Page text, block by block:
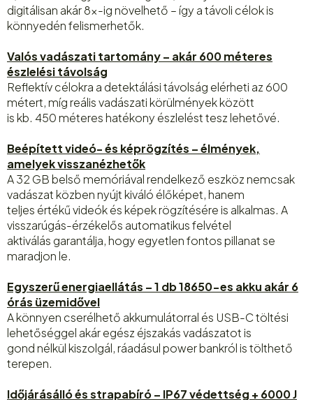
digitálisan akár 8×-ig növelhető – így a távoli célok is
könnyedén felismerhetők.
Valós vadászati tartomány – akár 600 méteres
észlelési távolság
Reflektív célokra a detektálási távolság elérheti az 600
métert, míg reális vadászati körülmények között
is kb. 450 méteres hatékony észlelést tesz lehetővé.
Beépített videó- és képrögzítés – élmények,
amelyek visszanézhetők
A 32 GB belső memóriával rendelkező eszköz nemcsak
vadászat közben nyújt kiváló élőképet, hanem
teljes értékű videók és képek rögzítésére is alkalmas. A
visszarúgás-érzékelős automatikus felvétel
aktiválás garantálja, hogy egyetlen fontos pillanat se
maradjon le.
Egyszerű energiaellátás – 1 db 18650-es akku akár 6
órás üzemidővel
A könnyen cserélhető akkumulátorral és USB-C töltési
lehetőséggel akár egész éjszakás vadászatot is
gond nélkül kiszolgál, ráadásul power bankról is tölthető
terepen.
Időjárásálló és strapabíró – IP67 védettség + 6000 J